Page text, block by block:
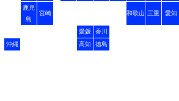
鹿児
島
宮崎 和歌山 三重 愛知
愛媛
香川
沖縄
高知 徳島